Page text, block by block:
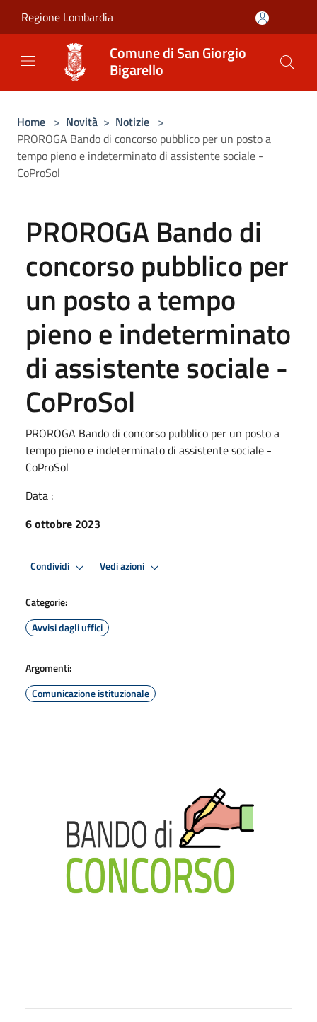
Regione Lombardia
Comune di San Giorgio
Bigarello
Home > Novità > Notizie >
PROROGA Bando di concorso pubblico per un posto a
tempo pieno e indeterminato di assistente sociale -
CoProSol
PROROGA Bando di
concorso pubblico per
un posto a tempo
pieno e indeterminato
di assistente sociale -
CoProSol
PROROGA Bando di concorso pubblico per un posto a
tempo pieno e indeterminato di assistente sociale -
CoProSol
Data :
6 ottobre 2023
Condividi Vedi azioni
Categorie:
Avvisi dagli uffici
Argomenti:
Comunicazione istituzionale